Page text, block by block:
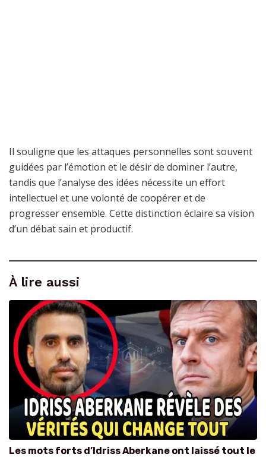
Il souligne que les attaques personnelles sont souvent
guidées par l’émotion et le désir de dominer l’autre,
tandis que l’analyse des idées nécessite un effort
intellectuel et une volonté de coopérer et de
progresser ensemble. Cette distinction éclaire sa vision
d’un débat sain et productif.
À lire aussi
Les mots forts d’Idriss Aberkane ont laissé tout le